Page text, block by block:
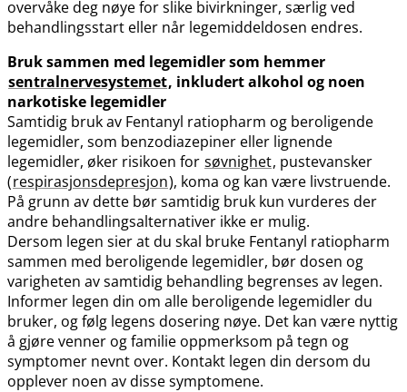
overvåke deg nøye for slike bivirkninger, særlig ved
behandlingsstart eller når legemiddeldosen endres.
Bruk sammen med legemidler som hemmer
sentralnervesystemet, inkludert alkohol og noen
narkotiske legemidler
Samtidig bruk av Fentanyl ratiopharm og beroligende
legemidler, som benzodiazepiner eller lignende
legemidler, øker risikoen for søvnighet, pustevansker
(respirasjonsdepresjon), koma og kan være livstruende.
På grunn av dette bør samtidig bruk kun vurderes der
andre behandlingsalternativer ikke er mulig.
Dersom legen sier at du skal bruke Fentanyl ratiopharm
sammen med beroligende legemidler, bør dosen og
varigheten av samtidig behandling begrenses av legen.
Informer legen din om alle beroligende legemidler du
bruker, og følg legens dosering nøye. Det kan være nyttig
å gjøre venner og familie oppmerksom på tegn og
symptomer nevnt over. Kontakt legen din dersom du
opplever noen av disse symptomene.